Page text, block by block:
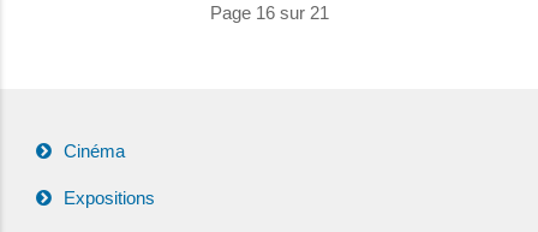
Page 16 sur 21
Cinéma
Expositions